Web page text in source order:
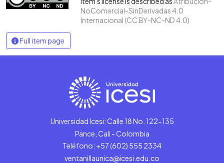
NoComercial-SinDerivadas 4.0
Internacional (CC BY-NC-ND 4.0)
Full item page
Universidad Icesi: Calle 18 No. 122-135
Pance, Cali - Colombia
Teléfono: +57 (602) 555 2334
ventanillaunica@icesi.edu.co